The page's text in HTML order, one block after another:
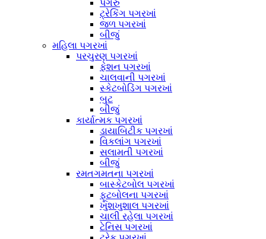
પગેરું
ટ્રેકિંગ પગરખાં
જળ પગરખાં
બીજું
મહિલા પગરખાં
પરચુરણ પગરખાં
ફેશન પગરખાં
ચાલવાની પગરખાં
સ્કેટબોડિંગ પગરખાં
બુટ
બીજું
કાર્યાત્મક પગરખાં
ડાયાબિટીક પગરખાં
વિકલાંગ પગરખાં
સલામતી પગરખાં
બીજું
રમતગમતના પગરખાં
બાસ્કેટબોલ પગરખાં
ફૂટબોલના પગરખાં
ખુશખુશાલ પગરખાં
ચાલી રહેલા પગરખાં
ટેનિસ પગરખાં